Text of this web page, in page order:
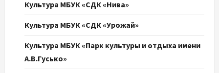
Культура МБУК «СДК «Нива»
Культура МБУК «СДК «Урожай»
Культура МБУК «Парк культуры и отдыха имени
А.В.Гусько»